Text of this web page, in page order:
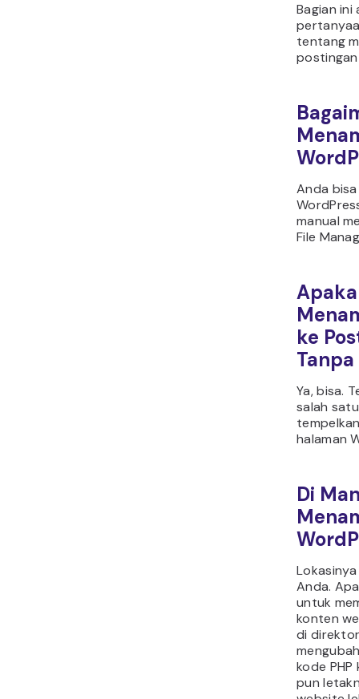
Bagian
tentang
Anda
manual
File
ke
Ya, bisa.
salah
halaman
Di
Anda.
untuk
konten
di
kode
pun